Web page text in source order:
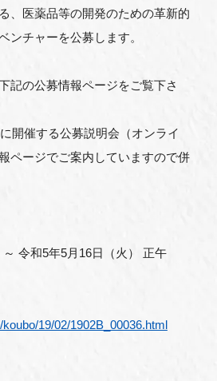
、医薬品等の開発のための革新的
ンチャーを公募します。
記の公募情報ページをご覧下さ
開催する公募説明会（オンライ
ページでご案内していますので併
令和5年5月 16日（火） 正午
19/02/1902B_00036.html